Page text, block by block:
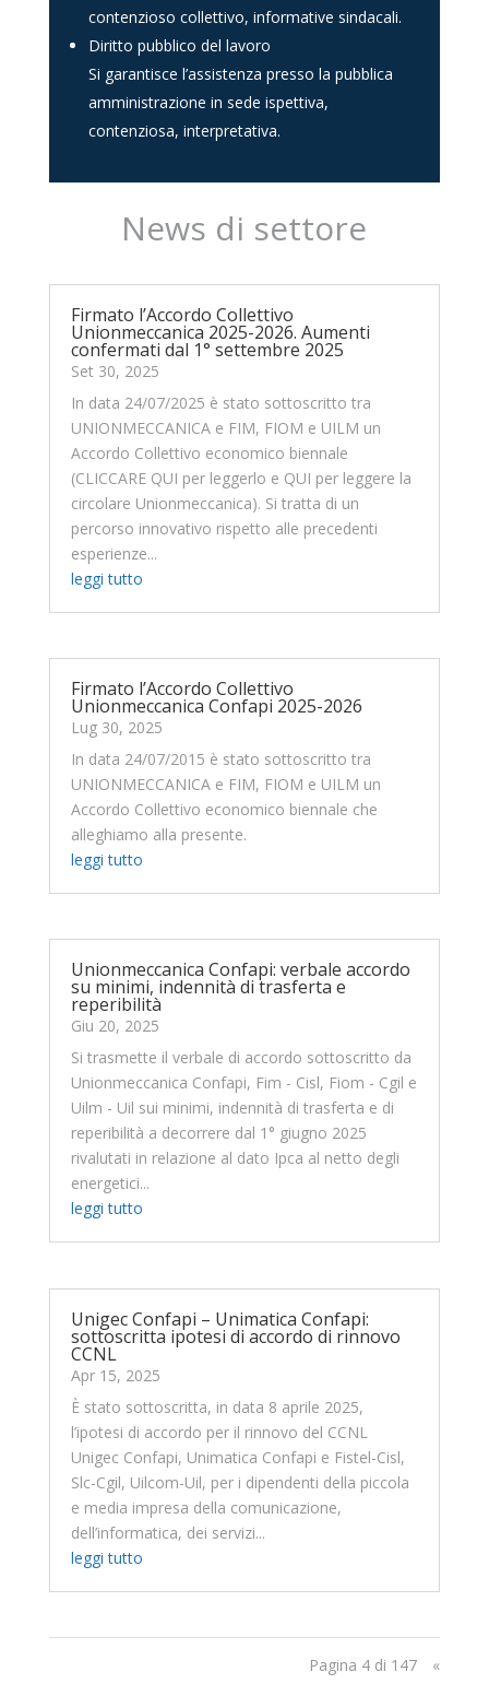
contenzioso collettivo, informative sindacali.
Diritto pubblico del lavoro
Si garantisce l’assistenza presso la pubblica
amministrazione in sede ispettiva,
contenziosa, interpretativa.
News di settore
Firmato l’Accordo Collettivo
Unionmeccanica 2025-2026. Aumenti
confermati dal 1° settembre 2025
Set 30, 2025
In data 24/07/2025 è stato sottoscritto tra
UNIONMECCANICA e FIM, FIOM e UILM un
Accordo Collettivo economico biennale
(CLICCARE QUI per leggerlo e QUI per leggere la
circolare Unionmeccanica). Si tratta di un
percorso innovativo rispetto alle precedenti
esperienze...
leggi tutto
Firmato l’Accordo Collettivo
Unionmeccanica Confapi 2025-2026
Lug 30, 2025
In data 24/07/2015 è stato sottoscritto tra
UNIONMECCANICA e FIM, FIOM e UILM un
Accordo Collettivo economico biennale che
alleghiamo alla presente.
leggi tutto
Unionmeccanica Confapi: verbale accordo
su minimi, indennità di trasferta e
reperibilità
Giu 20, 2025
Si trasmette il verbale di accordo sottoscritto da
Unionmeccanica Confapi, Fim - Cisl, Fiom - Cgil e
Uilm - Uil sui minimi, indennità di trasferta e di
reperibilità a decorrere dal 1° giugno 2025
rivalutati in relazione al dato Ipca al netto degli
energetici...
leggi tutto
Unigec Confapi – Unimatica Confapi:
sottoscritta ipotesi di accordo di rinnovo
CCNL
Apr 15, 2025
È stato sottoscritta, in data 8 aprile 2025,
l’ipotesi di accordo per il rinnovo del CCNL
Unigec Confapi, Unimatica Confapi e Fistel-Cisl,
Slc-Cgil, Uilcom-Uil, per i dipendenti della piccola
e media impresa della comunicazione,
dell’informatica, dei servizi...
leggi tutto
Pagina 4 di 147
«